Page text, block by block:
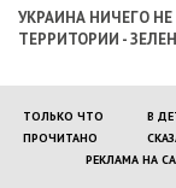
УКРАИНА НИЧЕГО
ТЕРРИТОРИИ -
ТОЛЬКО ЧТО В
ПРОЧИТАНО
РЕКЛАМА НА